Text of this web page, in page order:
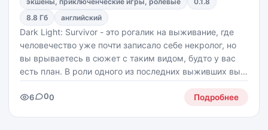
8.8 Гб
английский
Dark Light: Survivor - это рогалик на выживание, где
человечество уже почти записало себе некролог, но
вы врываетесь в сюжет с таким видом, будто у вас
есть план. В роли одного из последних выживших вы
отправляетесь через расколотый мультивселенский
кошмар на Фантомном Поезде в поисках
6 00 Подробнее